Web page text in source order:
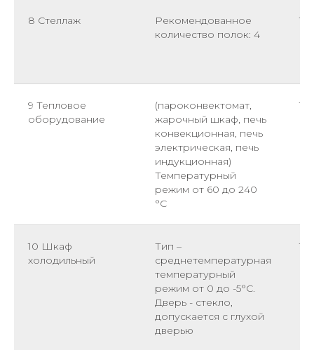
8 Стеллаж
Рекомендованное
количество полок: 4
1
9 Тепловое
оборудование
(пароконвектомат,
жарочный шкаф, печь
конвекционная, печь
электрическая, печь
индукционная)
Температурный
режим от 60 до 240
°С
1
10 Шкаф
холодильный
Тип –
среднетемпературная
температурный
режим от 0 до -5°С.
Дверь - стекло,
допускается с глухой
дверью
1